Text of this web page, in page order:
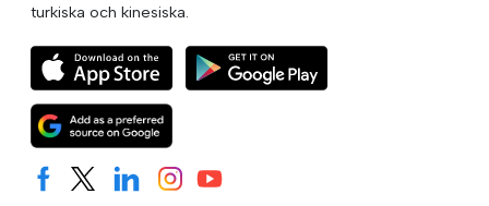
turkiska och kinesiska.